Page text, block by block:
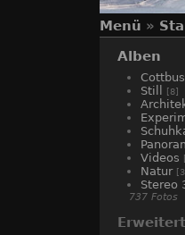
Menü »
Alben
Cottbus
Still [8]
Videos
Natur
Stereo
737 Fotos
Erweitert